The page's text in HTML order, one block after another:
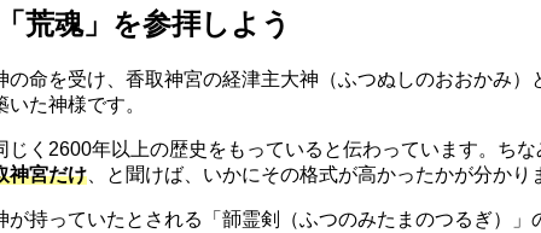
荒魂」を参拝しよう
命を受け、香取神宮の経津主大神（ふつぬしのおおかみ
た神様です。
く2600年以上の歴史をもっていると伝わっています。ち
神宮だけ 、と聞けば、いかにその格式が高かったかが分かり
持っていたとされる「韴霊剣（ふつのみたまのつるぎ）